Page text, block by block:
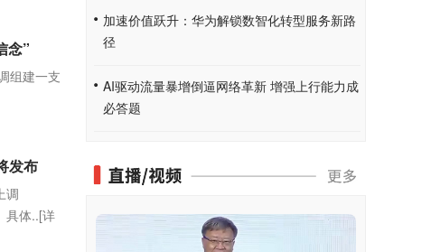
念”
组建一支
发布
调
具体..[详
加速价值跃升：华为解锁数智化转型服务新路
径
AI驱动流量暴增倒逼网络革新 增强上行能力成
必答题